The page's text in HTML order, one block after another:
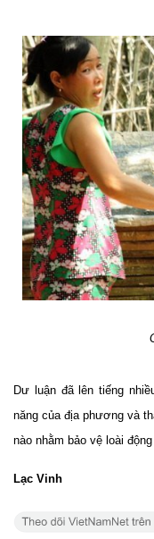
Dư luận đã lên tiếng
năng của địa phương và
nào nhằm bảo vệ loài
Lạc Vinh